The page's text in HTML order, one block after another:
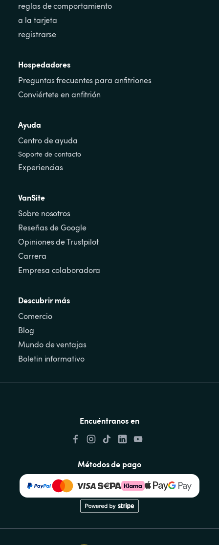
reglas de comportamiento
a la tarjeta
registrarse
Hospedadores
Preguntas frecuentes para anfitriones
Conviértete en anfitrión
Ayuda
Centro de ayuda
Soporte de contacto
Experiencias
VanSite
Sobre nosotros
Reseñas de Google
Opiniones de Trustpilot
Carrera
Empresa colaboradora
Descubrir más
Comercio
Blog
Mundo de ventajas
Boletin informativo
Encuéntranos en
Métodos de pago